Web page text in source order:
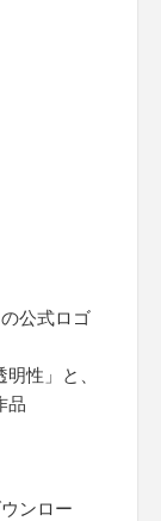
公式ロゴ
性」と、
品
ンロー